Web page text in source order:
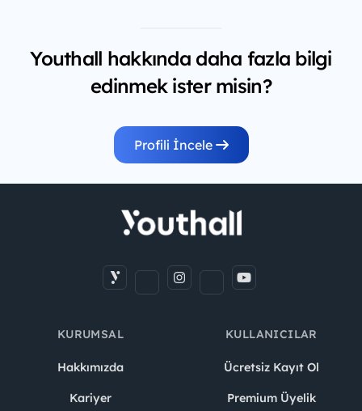
Youthall hakkında daha fazla bilgi
edinmek ister misin?
Profili İncele
KURUMSAL
Hakkımızda
Kariyer
KULLANICILAR
Ücretsiz Kayıt Ol
Premium Üyelik